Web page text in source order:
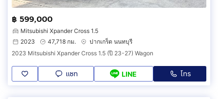
฿ 599,000
Mitsubishi Xpander Cross 1.5
2023
47,718 กม.
ปากเกร็ด นนทบุรี
2023 Mitsubishi Xpander Cross 1.5 (ปี 23-27) Wagon
แชท LINE โทร